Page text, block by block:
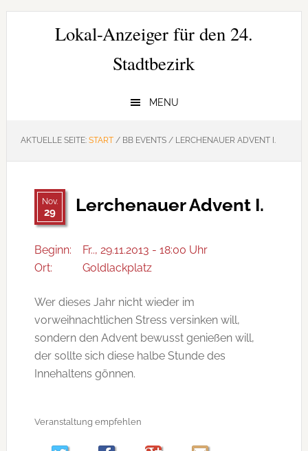
Zur
Hauptnavigation
Zum
Zur
SeitenspalteLokal-Anzeiger für den 24.
Stadtbezirk
MENU
AKTUELLE SEITE: START /BB EVENTS /LERCHENAUER ADVENT I.
Nov.
29 Lerchenauer Advent I.
Beginn:
Fr.., 29.11.2013 - 18:00 Uhr
Ort:
Goldlackplatz
Wer dieses Jahr nicht wieder im
vorweihnachtlichen Stress versinken will,
sondern den Advent bewusst genießen will,
der sollte sich diese halbe Stunde des
Innehaltens gönnen.
Veranstaltung empfehlen